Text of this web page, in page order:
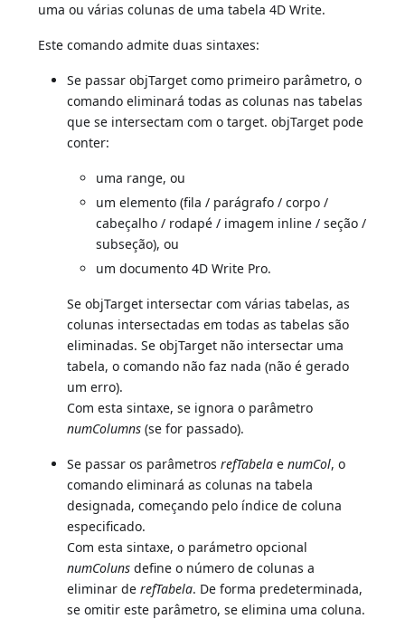
uma ou várias colunas de uma tabela 4D Write.
Este comando admite duas sintaxes:
Se passar objTarget como primeiro parâmetro, o
comando eliminará todas as colunas nas tabelas
que se intersectam com o target. objTarget pode
conter:
uma range, ou
um elemento (fila / parágrafo / corpo /
cabeçalho / rodapé / imagem inline / seção /
subseção), ou
um documento 4D Write Pro.
Se objTarget intersectar com várias tabelas, as
colunas intersectadas em todas as tabelas são
eliminadas. Se objTarget não intersectar uma
tabela, o comando não faz nada (não é gerado
um erro).
Com esta sintaxe, se ignora o parâmetro
numColumns (se for passado).
Se passar os parâmetrosrefTabela enumCol, o
comando eliminará as colunas na tabela
designada, começando pelo índice de coluna
especificado.
Com esta sintaxe, o parámetro opcional
numColuns define o número de colunas a
eliminar derefTabela. De forma predeterminada,
se omitir este parâmetro, se elimina uma coluna.